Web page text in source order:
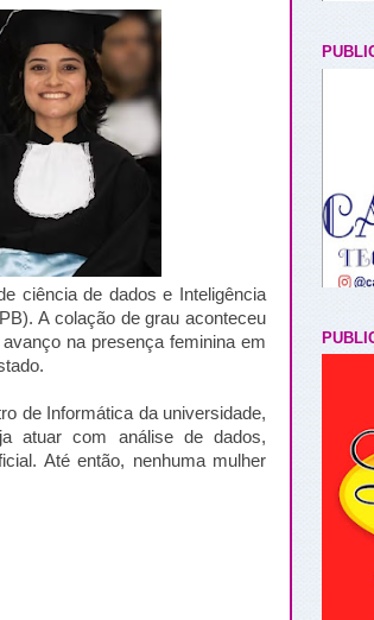
ciência de dados e Inteligência
A colação de grau aconteceu
na presença feminina em
de Informática da universidade,
atuar com análise de dados,
Até então, nenhuma mulher